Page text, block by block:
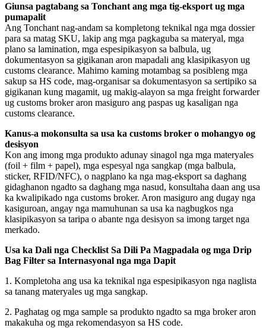
Giunsa pagtabang sa Tonchant ang mga tig-eksport ug mga
pumapalit
Ang Tonchant nag-andam sa kompletong teknikal nga mga dossier
para sa matag SKU, lakip ang mga pagkaguba sa materyal, mga
plano sa lamination, mga espesipikasyon sa balbula, ug
dokumentasyon sa gigikanan aron mapadali ang klasipikasyon ug
customs clearance. Mahimo kaming motambag sa posibleng mga
sakup sa HS code, mag-organisar sa dokumentasyon sa sertipiko sa
gigikanan kung magamit, ug makig-alayon sa mga freight forwarder
ug customs broker aron masiguro ang paspas ug kasaligan nga
customs clearance.
Kanus-a mokonsulta sa usa ka customs broker o mohangyo og
desisyon
Kon ang imong mga produkto adunay sinagol nga mga materyales
(foil + film + papel), mga espesyal nga sangkap (mga balbula,
sticker, RFID/NFC), o nagplano ka nga mag-eksport sa daghang
gidaghanon ngadto sa daghang mga nasud, konsultaha daan ang usa
ka kwalipikado nga customs broker. Aron masiguro ang dugay nga
kasiguroan, angay nga mamuhunan sa usa ka nagbugkos nga
klasipikasyon sa taripa o abante nga desisyon sa imong target nga
merkado.
Usa ka Dali nga Checklist Sa Dili Pa Magpadala og mga Drip
Bag Filter sa Internasyonal nga mga Dapit
1. Kompletoha ang usa ka teknikal nga espesipikasyon nga naglista
sa tanang materyales ug mga sangkap.
2. Paghatag og mga sample sa produkto ngadto sa mga broker aron
makakuha og mga rekomendasyon sa HS code.